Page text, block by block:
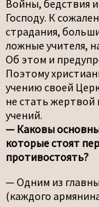
Войны, бедствия
Господу. К
страдания,
ложные учителя,
Об этом и
Поэтому
учению своей
не стать жертвой
учений.
— Каковы
которые стоят
противостоять?
— Одним из
(каждого